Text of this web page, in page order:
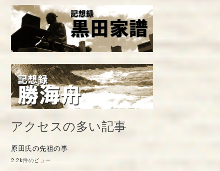
アクセスの多い記事
原田氏の先祖の事
2.2k件のビュー